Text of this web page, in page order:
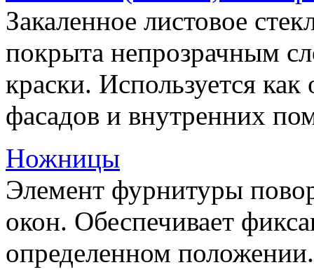
Закаленное листовое
покрыта непрозрачным
краски. Используется
фасадов и внутренних
Ножницы
Элемент фурнитуры
окон. Обеспечивает
определенном положении.